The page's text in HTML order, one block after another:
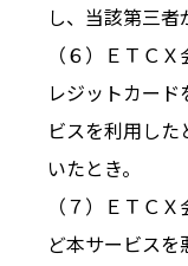
し、当該第三者
（６）ＥＴＣ
レジットカー
ビスを利用し
いたとき。
（７）ＥＴＣ
ど本サービスを